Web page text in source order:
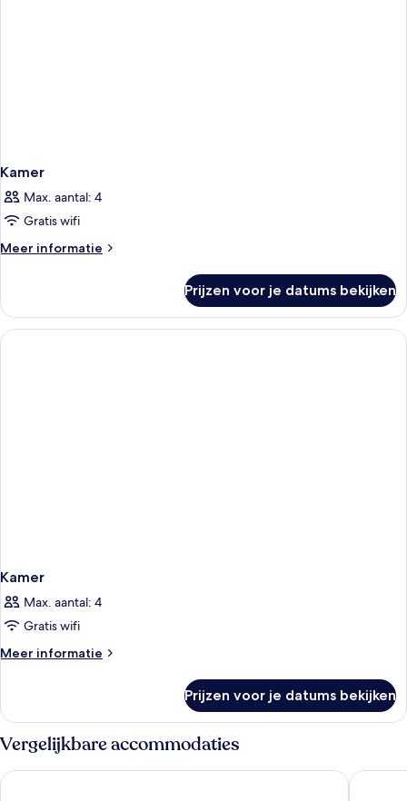
Kamer
Max. aantal: 4
Gratis wifi
Meer informatie
Meer
Prijzen voor je datums bekijken
Kamer
Max. aantal: 4
Gratis wifi
Meer informatie
Meer
Prijzen voor je datums bekijken
Vergelijkbare accommodaties
THE MANES Boutique Hotel Prague Hilton